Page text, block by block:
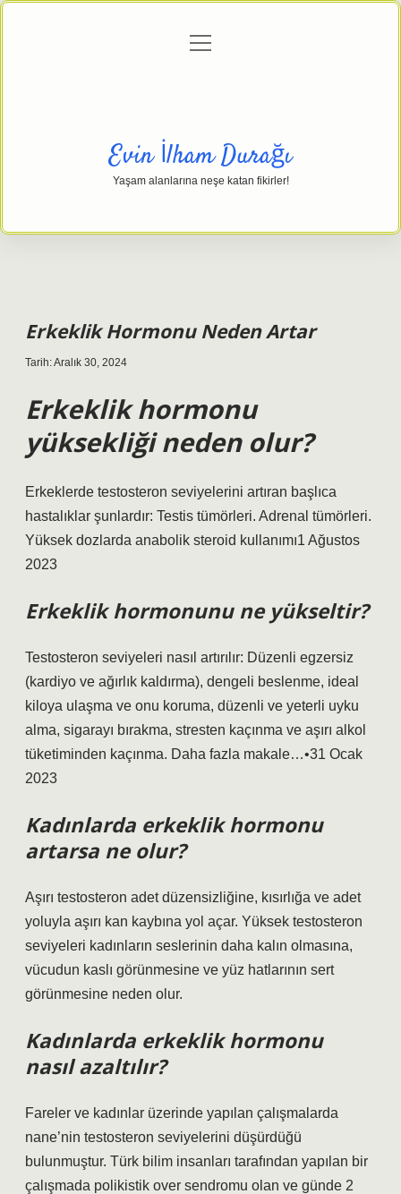
Gizlilik Politikası
menüyü
Evin İlham Durağı
Yaşam alanlarına neşe katan fikirler!
Erkeklik Hormonu Neden Artar
Tarih: Aralık 30, 2024
Erkeklik hormonu
yüksekliği neden olur?
Erkeklerde testosteron seviyelerini artıran başlıca
hastalıklar şunlardır: Testis tümörleri. Adrenal tümörleri.
Yüksek dozlarda anabolik steroid kullanımı1 Ağustos
2023
Erkeklik hormonunu ne yükseltir?
Testosteron seviyeleri nasıl artırılır: Düzenli egzersiz
(kardiyo ve ağırlık kaldırma), dengeli beslenme, ideal
kiloya ulaşma ve onu koruma, düzenli ve yeterli uyku
alma, sigarayı bırakma, stresten kaçınma ve aşırı alkol
tüketiminden kaçınma. Daha fazla makale…•31 Ocak
2023
Kadınlarda erkeklik hormonu
artarsa ne olur?
Aşırı testosteron adet düzensizliğine, kısırlığa ve adet
yoluyla aşırı kan kaybına yol açar. Yüksek testosteron
seviyeleri kadınların seslerinin daha kalın olmasına,
vücudun kaslı görünmesine ve yüz hatlarının sert
görünmesine neden olur.
Kadınlarda erkeklik hormonu
nasıl azaltılır?
Fareler ve kadınlar üzerinde yapılan çalışmalarda
nane’nin testosteron seviyelerini düşürdüğü
bulunmuştur. Türk bilim insanları tarafından yapılan bir
çalışmada polikistik over sendromu olan ve günde 2